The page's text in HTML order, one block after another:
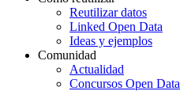
Reutilizar datos
Linked Open Data
Ideas y ejemplos
Comunidad
Actualidad
Concursos Open Data